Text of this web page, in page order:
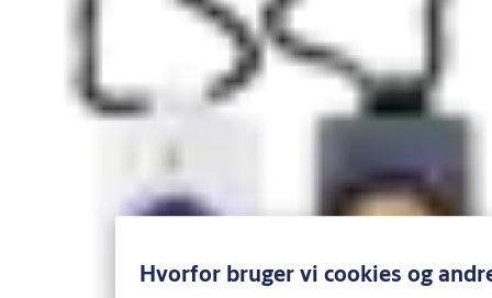
Hvorfor bruger vi cookies og